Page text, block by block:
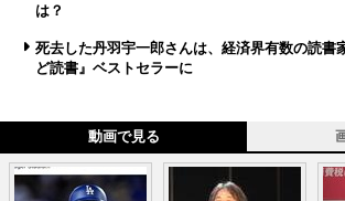
は？
死去した丹羽宇一郎さんは、経済界有数の読
ど読書』ベストセラーに
動画で見る